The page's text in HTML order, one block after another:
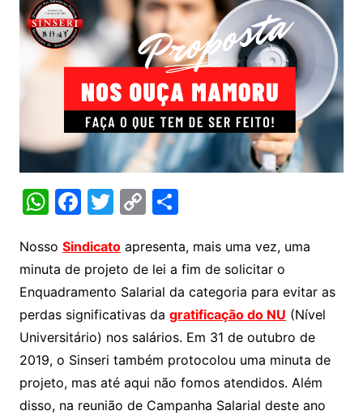
W
at
s
A
p
p
F
c
e
b
o
o
k
T
itt
er
C
p
y
Li
n
k
S
ar
e
Nosso Sindicatoapresenta, mais uma vez, uma
minuta de projeto de lei a fim de solicitar o
Enquadramento Salarial da categoria para evitar as
perdas significativas da gratificação do NU (Nível
Universitário) nos salários. Em 31 de outubro de
2019, o Sinseri também protocolou uma minuta de
projeto, mas até aqui não fomos atendidos. Além
disso, na reunião de Campanha Salarial deste ano